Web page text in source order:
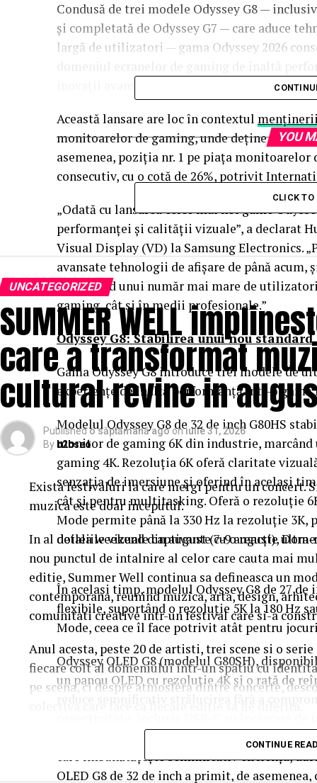
Condusă de trei modele Odyssey G8 —
și completată de Odyssey G7 — care aduce
largă de utilizatori — gama Odyssey 2026
Această lansare are loc în contextul
monitoarelor de gaming, unde deține o cotă
asemenea, poziția nr. 1 pe piața
consecutiv, cu o cotă de 26%, potrivit
„Odată cu lansarea celor mai noi game
performanței și calității vizuale”, a declarat
Visual Display (VD) la Samsung Electronics.
avansate tehnologii de afișare de până
permițând unui număr mai mare de
gaming, cât și în medii profesionale.”
Odyssey G8: Stabilirea unui nou
Gama Odyssey G8 introduce trei modele de
experiențe de înaltă performanță într-o gamă
Modelul Odyssey G8 de 32 de inch G80HS
monitor de gaming 6K din industrie,
gaming 4K. Rezoluția 6K oferă claritate
senzația de imersiune și oferind în același
cât și pentru multitasking. Oferă o rezoluție
Mode permite până la 330 Hz la rezoluție
detaliile vizuale captivante cu o reacție ultra-
În același timp, modelul Odyssey G8 de 27
flexibile, suportând o rezoluție 5K la 180 Hz
Mode, ceea ce îl face potrivit atât pentru
Odyssey OLED G8 (modelul G80SH),
un panou OLED cu rezoluție 4K și o rată de
reduce semnificativ strălucirea fără a
înaltă performanță. Mai mult, Odyssey
care îmbunătățește semnificativ eficiența,
OLED G8 de 32 de inch a primit, de
YOU
CLICK
UNCATEGORIZED
SUMMER WELL
care a transformat
cultural revine in
Publishedo săptămână ago oniulie 31, 2026
By b2bseo
Exista festivaluri la care mergi pentru un concert.
muzica este doar inceputul.
In al doilea weekend din august (7-9 august),
nou punctul de intalnire al celor care cauta mai
editie, Summer Well continua sa defineasca un
contemporana, reunind muzica, arta, design,
comunitati creative intr-un festival care si-a
Anul acesta, peste 20 de artisti, trei scene si o
fiecare colt al domeniului intr-un spatiu cu
pe scena, ci despre atmosfera dintre concerte,
Trei scene. Trei universuri. Un singur
Orange Main Stageaduce numele care definesc
CONTINUE